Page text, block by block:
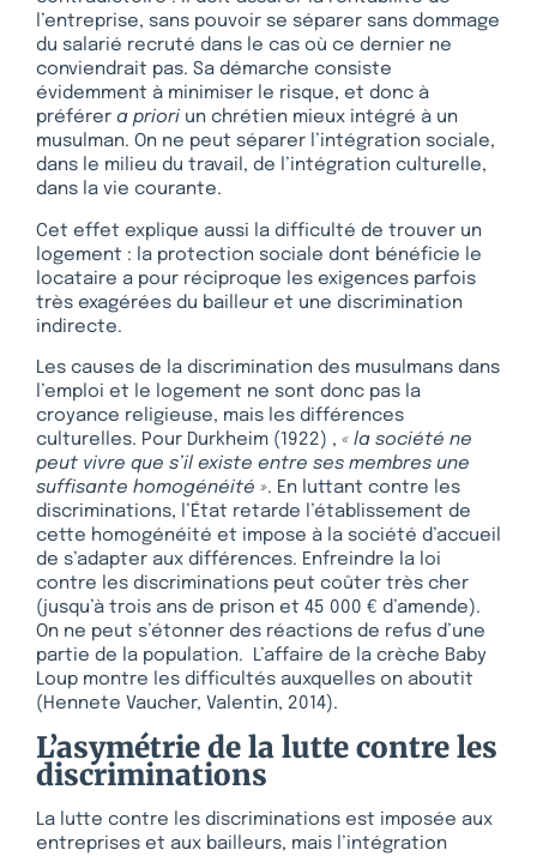
l’entreprise, sans pouvoir se séparer sans dommage
du salarié recruté dans le cas où ce dernier ne
conviendrait pas. Sa démarche consiste
évidemment à minimiser le risque, et donc à
préférer a priori un chrétien mieux intégré à un
musulman. On ne peut séparer l’intégration sociale,
dans le milieu du travail, de l’intégration culturelle,
dans la vie courante.
Cet effet explique aussi la difficulté de trouver un
logement : la protection sociale dont bénéficie le
locataire a pour réciproque les exigences parfois
très exagérées du bailleur et une discrimination
indirecte.
Les causes de la discrimination des musulmans dans
l’emploi et le logement ne sont donc pas la
croyance religieuse, mais les différences
culturelles. Pour Durkheim (1922) , « la société ne
peut vivre que s’il existe entre ses membres une
suffisante homogénéité ». En luttant contre les
discriminations, l’État retarde l’établissement de
cette homogénéité et impose à la société d’accueil
de s’adapter aux différences. Enfreindre la loi
contre les discriminations peut coûter très cher
(jusqu’à trois ans de prison et 45 000 € d’amende).
On ne peut s’étonner des réactions de refus d’une
partie de la population. L’affaire de la crèche Baby
Loup montre les difficultés auxquelles on aboutit
(Hennete Vaucher, Valentin, 2014).
L’asymétrie de la lutte contre les
discriminations
La lutte contre les discriminations est imposée aux
entreprises et aux bailleurs, mais l’intégration